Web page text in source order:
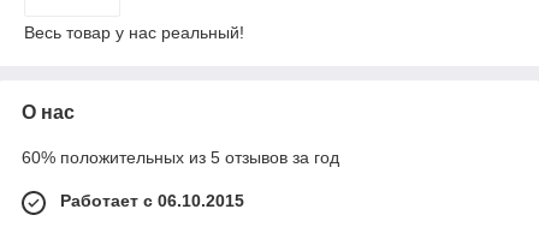
Весь товар у нас реальный!
О нас
60% положительных из 5 отзывов за год
Работает с 06.10.2015